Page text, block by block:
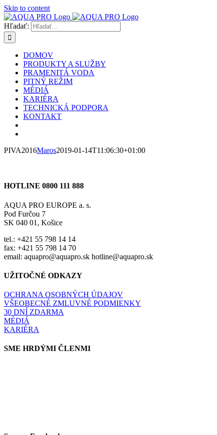
Skip to content
Hľadať:
DOMOV
PRODUKTY A SLUŽBY
PRAMENITÁ VODA
PITNÝ REŽIM
MÉDIÁ
KARIÉRA
TECHNICKÁ PODPORA
KONTAKT
PIVA2016Maros2019-01-14T11:06:30+01:00
HOTLINE 0800 111 888
AQUA PRO EUROPE a. s.
Pod Furčou 7
SK 040 01, Košice
tel.: +421 55 798 14 14
fax: +421 55 798 14 70
email: aquapro@aquapro.sk hotline@aquapro.sk
UŽITOČNÉ ODKAZY
OCHRANA OSOBNÝCH ÚDAJOV
VŠEOBECNÉ ZMLUVNÉ PODMIENKY
30 DNÍ ZDARMA
MÉDIÁ
KARIÉRA
SME HRDÝMI ČLENMI